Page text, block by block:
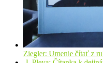
Ziegler: Umenie čítať z